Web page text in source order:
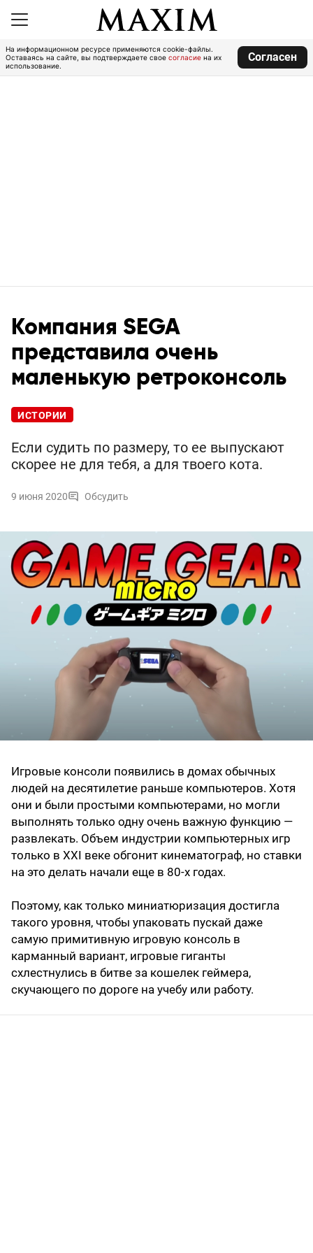
На информационном ресурсе применяются cookie-файлы.
Оставаясь на сайте, вы подтверждаете свое согласие на их
использование.
Согласен
Компания SEGA
представила очень
маленькую ретроконсоль
ИСТОРИИ
Если судить по размеру, то ее выпускают
скорее не для тебя, а для твоего кота.
9 июня 2020 Обсудить
Игровые консоли появились в домах обычных
людей на десятилетие раньше компьютеров. Хотя
они и были простыми компьютерами, но могли
выполнять только одну очень важную функцию —
развлекать. Объем индустрии компьютерных игр
только в XXI веке обгонит кинематограф, но ставки
на это делать начали еще в 80-х годах.
Поэтому, как только миниатюризация достигла
такого уровня, чтобы упаковать пускай даже
самую примитивную игровую консоль в
карманный вариант, игровые гиганты
схлестнулись в битве за кошелек геймера,
скучающего по дороге на учебу или работу.